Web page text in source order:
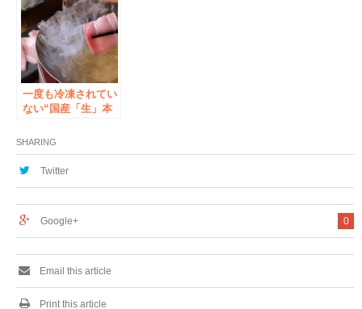
秋葉原ホビー天国に
て開催！
一度も冷凍されてい
ない“国産「生」本
で マグロ料理専門
店『まぐろの一徹』
秋葉原店がリニュー
新しいマグロの味わ
い方を提案～
SHARING
Twitter
0
Google+
Email this article
Print this article